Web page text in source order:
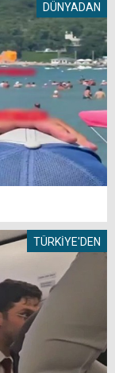
DÜNYADAN
TÜRKİYE'DEN